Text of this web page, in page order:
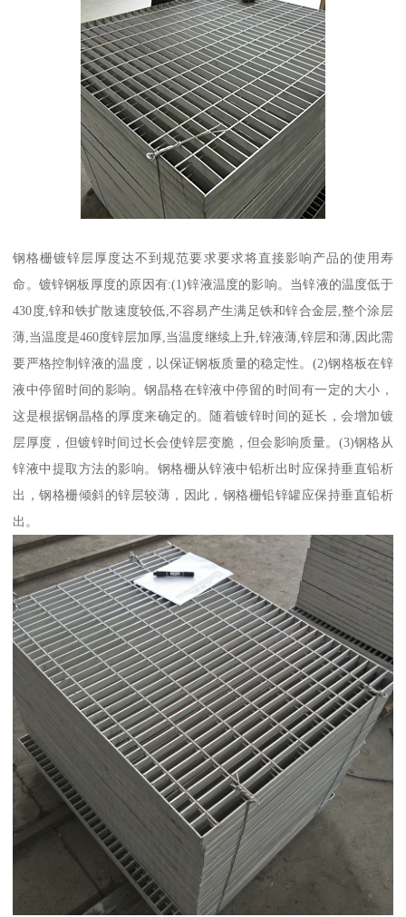
钢格栅镀锌层厚度达不到规范要求要求将直接影响产品的使用寿
命。镀锌钢板厚度的原因有:(1)锌液温度的影响。当锌液的温度低于
430度,锌和铁扩散速度较低,不容易产生满足铁和锌合金层,整个涂层
薄,当温度是460度锌层加厚,当温度继续上升,锌液薄,锌层和薄,因此需
要严格控制锌液的温度，以保证钢板质量的稳定性。(2)钢格板在锌
液中停留时间的影响。钢晶格在锌液中停留的时间有一定的大小，
这是根据钢晶格的厚度来确定的。随着镀锌时间的延长，会增加镀
层厚度，但镀锌时间过长会使锌层变脆，但会影响质量。(3)钢格从
锌液中提取方法的影响。钢格栅从锌液中铅析出时应保持垂直铅析
出，钢格栅倾斜的锌层较薄，因此，钢格栅铅锌罐应保持垂直铅析
出。